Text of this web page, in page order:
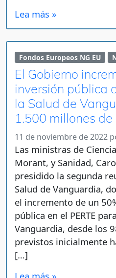
Lea más »
Fondos Europeos NG EU
El Gobierno
inversión pública
la Salud de
1.500 millones de
11 de noviembre de 2022
Las ministras de
Morant, y Sanidad,
presidido la segunda
Salud de Vanguardia,
el incremento de un
pública en el PERTE
Vanguardia, desde los
previstos inicialmente
[…]